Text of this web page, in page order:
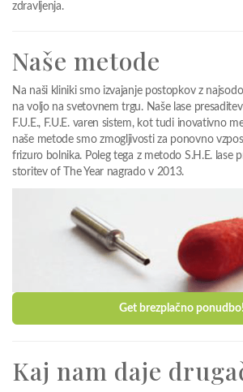
zdravljenja.
Naše metode
Na naši kliniki smo izvajanje postopkov z
na voljo na svetovnem trgu. Naše lase
F.U.E., F.U.E. varen sistem, kot tudi inovativno
naše metode smo zmogljivosti za ponovno
frizuro bolnika. Poleg tega z metodo S.H.E. lase
storitev of The Year nagrado v 2013.
Get brezplačno ponudbo!
Kaj nam daje